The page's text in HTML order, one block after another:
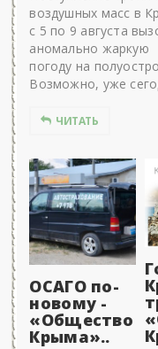
воздушных масс в
с 5 по 9 августа
аномально жаркую
погоду на
Возможно, уже
ЧИТАТЬ
ОСАГО по-
новому -
«Общество
Крыма»..